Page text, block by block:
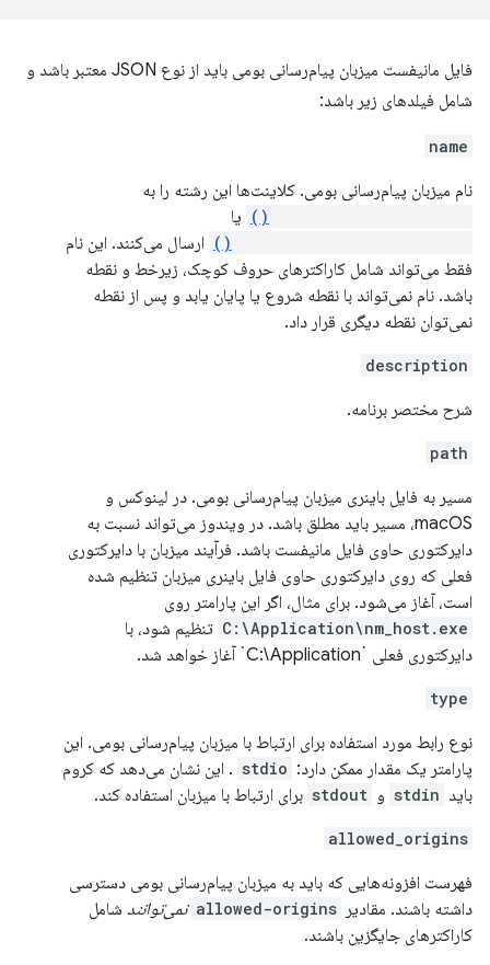
فایل مانیفست میزبان پیام‌رسانی بومی باید از نوع JSON معتبر باشد و
شامل فیلدهای زیر باشد:
name
نام میزبان پیام‌رسانی بومی. کلاینت‌ها این رشته را به
یا
ارسال می‌کنند. این نام
فقط می‌تواند شامل کاراکترهای حروف کوچک، زیرخط و نقطه
باشد. نام نمی‌تواند با نقطه شروع یا پایان یابد و پس از نقطه
نمی‌توان نقطه دیگری قرار داد.
description
شرح مختصر برنامه.
path
مسیر به فایل باینری میزبان پیام‌رسانی بومی. در لینوکس و
macOS، مسیر باید مطلق باشد. در ویندوز می‌تواند نسبت به
دایرکتوری حاوی فایل مانیفست باشد. فرآیند میزبان با دایرکتوری
فعلی که روی دایرکتوری حاوی فایل باینری میزبان تنظیم شده
است، آغاز می‌شود. برای مثال، اگر این پارامتر روی
C:\Application\nm_host.exe تنظیم شود، با
دایرکتوری فعلی `C:\Application` آغاز خواهد شد.
type
نوع رابط مورد استفاده برای ارتباط با میزبان پیام‌رسانی بومی. این
پارامتر یک مقدار ممکن دارد: stdio . این نشان می‌دهد که کروم
باید stdin و stdout برای ارتباط با میزبان استفاده کند.
allowed_origins
فهرست افزونه‌هایی که باید به میزبان پیام‌رسانی بومی دسترسی
داشته باشند. مقادیر allowed-origins نمی‌توانند شامل
کاراکترهای جایگزین باشند.